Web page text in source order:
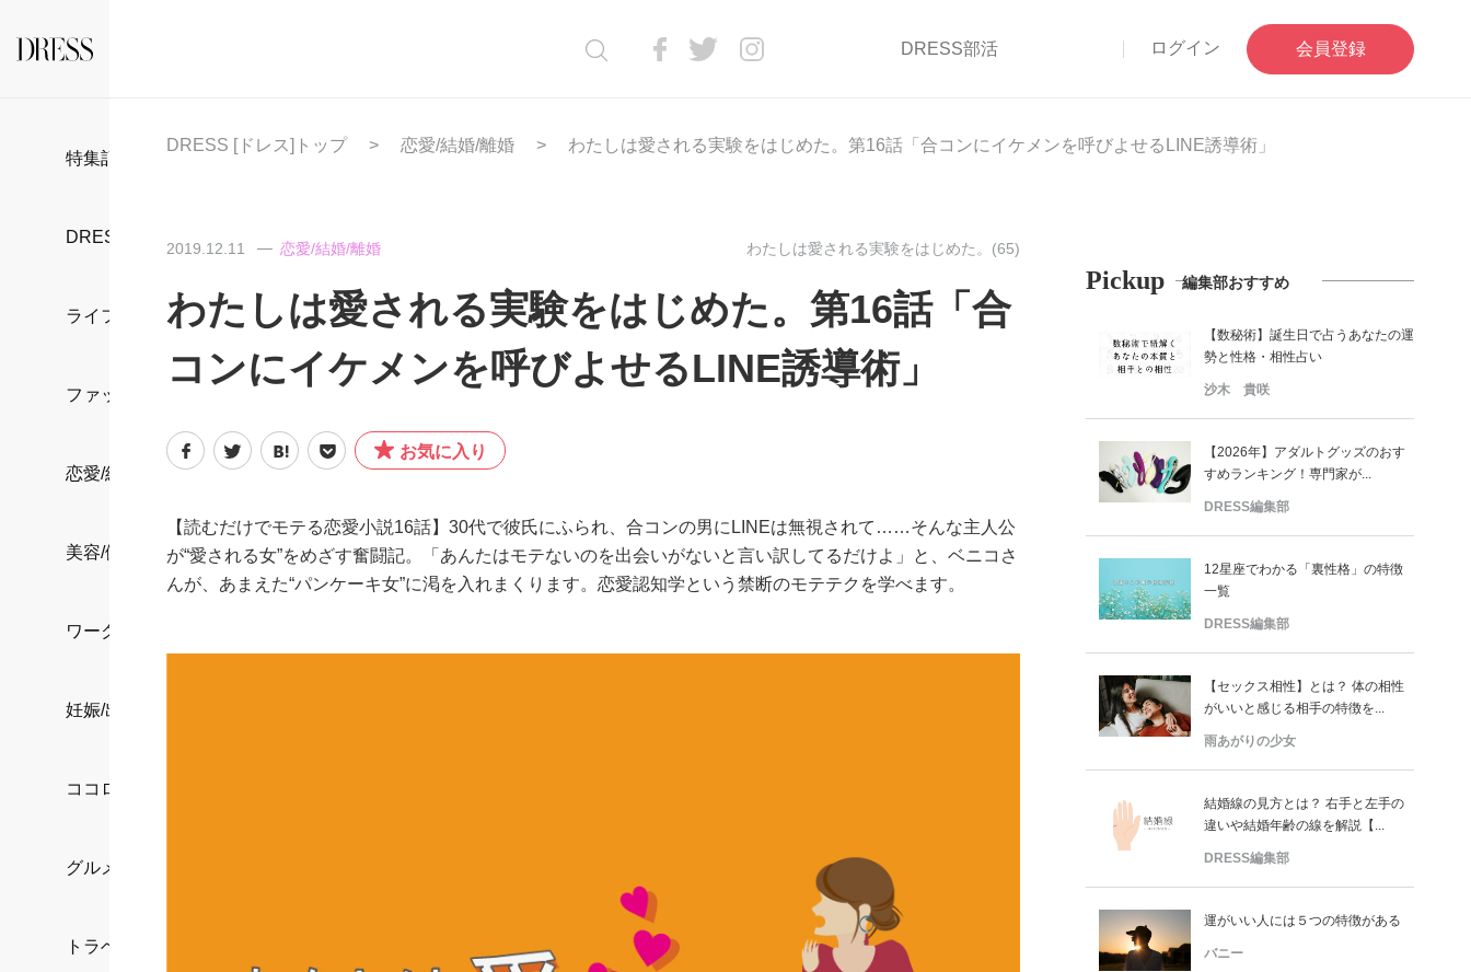
DRESS部活 ログイン 会員登録
特集記事
DRESS部活
ライフスタイル
ファッション
恋愛/結婚/離婚
美容/健康
ワークスタイル
妊娠/出産/家族
ココロ/カラダ
グルメ
トラベル
DRESS [ドレス]トップ 恋愛/結婚/離婚 わたしは愛される実験をはじめた。第16話「合コンにイケメンを呼びよせるLINE誘導術」
2019.12.11 恋愛/結婚/離婚 わたしは愛される実験をはじめた。(65)
わたしは愛される実験をはじめた。第16話「合
コンにイケメンを呼びよせるLINE誘導術」
お気に入り
【読むだけでモテる恋愛小説16話】30代で彼氏にふられ、合コンの男にLINEは無視されて……そんな主人公
が“愛される女”をめざす奮闘記。「あんたはモテないのを出会いがないと言い訳してるだけよ」と、ベニコさ
んが、あまえた“パンケーキ女”に渇を入れまくります。恋愛認知学という禁断のモテテクを学べます。
Pickup 編集部おすすめ
【数秘術】誕生日で占うあなたの運
勢と性格・相性占い
沙木 貴咲
【2026年】アダルトグッズのおす
すめランキング！専門家が...
DRESS編集部
12星座でわかる「裏性格」の特徴
一覧
DRESS編集部
【セックス相性】とは？ 体の相性
がいいと感じる相手の特徴を...
雨あがりの少女
結婚線の見方とは？ 右手と左手の
違いや結婚年齢の線を解説【...
DRESS編集部
運がいい人には５つの特徴がある
バニー